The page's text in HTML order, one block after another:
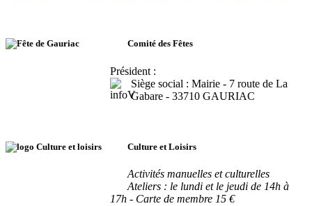
Comité des Fêtes
Président :
Siège social : Mairie - 7 route de La
Gabare - 33710 GAURIAC
Culture et Loisirs
Activités manuelles et culturelles
Ateliers : le lundi et le jeudi de 14h à
17h - Carte de membre 15 €